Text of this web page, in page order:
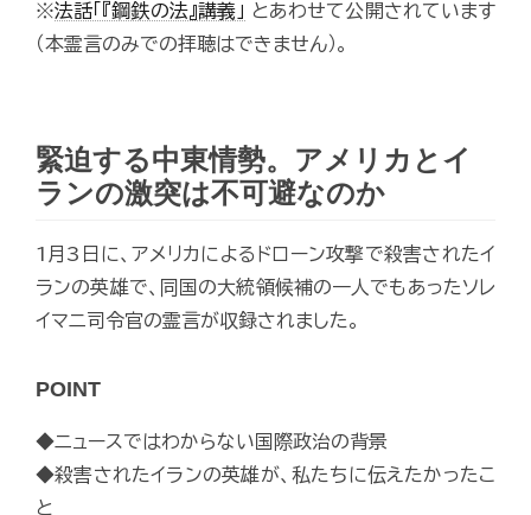
※法話「『鋼鉄の法』講義」 とあわせて公開されています
（本霊言のみでの拝聴はできません）。
緊迫する中東情勢。アメリカとイ
ランの激突は不可避なのか
1月3日に、アメリカによるドローン攻撃で殺害されたイ
ランの英雄で、同国の大統領候補の一人でもあったソレ
イマニ司令官の霊言が収録されました。
POINT
◆ニュースではわからない国際政治の背景
◆殺害されたイランの英雄が、私たちに伝えたかったこ
と